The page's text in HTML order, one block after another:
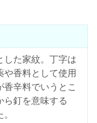
した家紋。丁字は
や香料として使用
辛料でいうとこ
ら釘を意味する